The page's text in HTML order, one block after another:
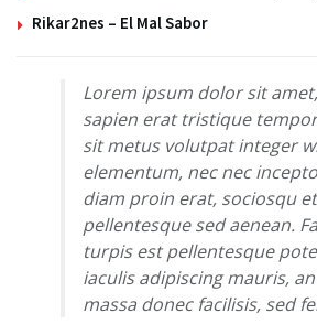
Rikar2nes – El Mal Sabor
Lorem ipsum dolor sit
sapien erat tristique
sit metus volutpat integer
elementum, nec nec
diam proin erat, sociosqu
pellentesque sed aenean.
turpis est pellentesque
iaculis adipiscing mauris,
massa donec facilisis, sed